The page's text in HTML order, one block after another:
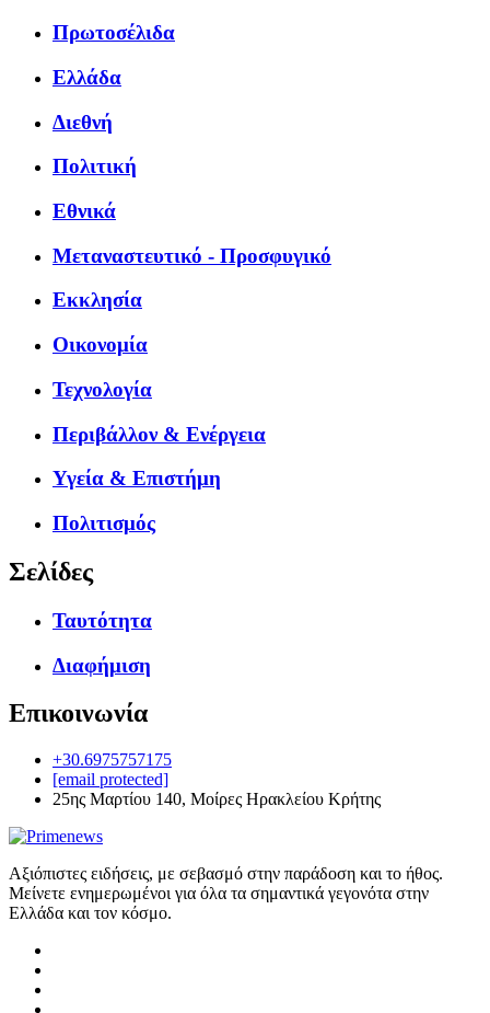
Πρωτοσέλιδα
Ελλάδα
Διεθνή
Πολιτική
Εθνικά
Μεταναστευτικό - Προσφυγικό
Εκκλησία
Οικονομία
Τεχνολογία
Περιβάλλον & Ενέργεια
Υγεία & Επιστήμη
Πολιτισμός
Σελίδες
Ταυτότητα
Διαφήμιση
Επικοινωνία
+30.6975757175
[email protected]
25ης Μαρτίου 140, Μοίρες Ηρακλείου Κρήτης
Αξιόπιστες ειδήσεις, με σεβασμό στην παράδοση και το ήθος.
Μείνετε ενημερωμένοι για όλα τα σημαντικά γεγονότα στην
Ελλάδα και τον κόσμο.